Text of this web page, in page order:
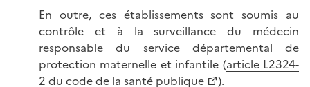
En outre, ces établissements sont soumis au
contrôle et à la surveillance du médecin
responsable du service départemental de
protection maternelle et infantile (article L2324-
2 du code de la santé publique
).